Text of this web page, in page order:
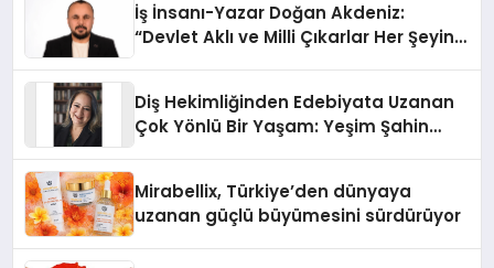
İş İnsanı-Yazar Doğan Akdeniz:
“Devlet Aklı ve Milli Çıkarlar Her Şeyin
Diş Hekimliğinden Edebiyata Uzanan
Çok Yönlü Bir Yaşam: Yeşim Şahin
Mirabellix, Türkiye’den dünyaya
uzanan güçlü büyümesini sürdürüyor